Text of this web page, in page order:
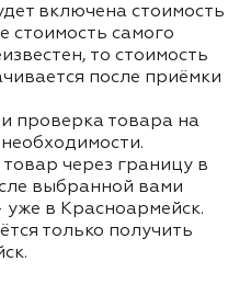
включена стоимость
стоимость самого
то стоимость
после приёмки
проверка товара на
через границу в
выбранной вами
в Красноармейск.
только получить